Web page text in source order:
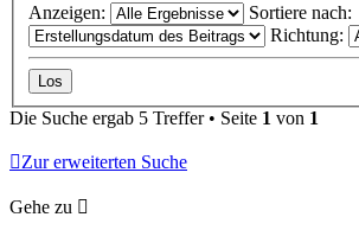
Anzeigen:
Sortiere nach:
Richtung:
Die Suche ergab 5 Treffer • Seite 1 von 1
Zur erweiterten Suche
Gehe zu